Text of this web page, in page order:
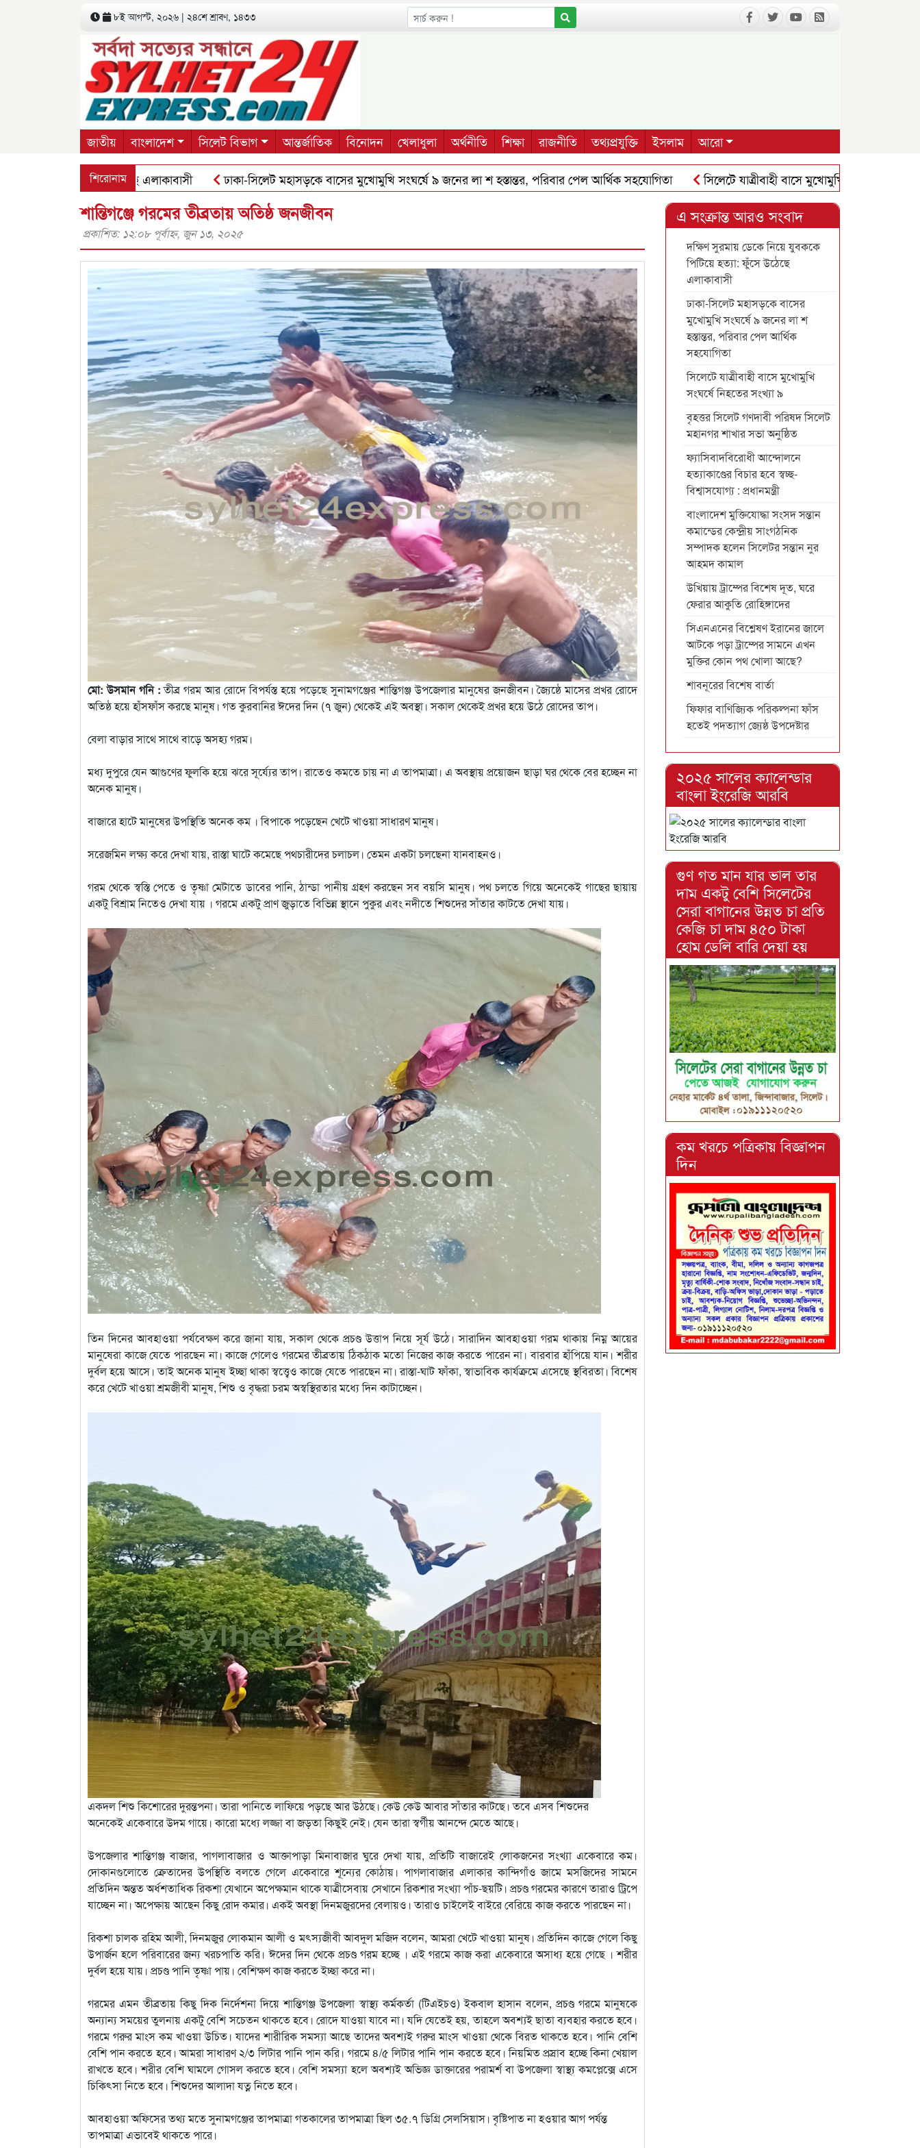
৮ই আগস্ট, ২০২৬ | ২৪শে শ্রাবণ, ১৪৩৩
জাতীয় বাংলাদেশ সিলেট বিভাগ আন্তর্জাতিক বিনোদন খেলাধুলা অর্থনীতি শিক্ষা রাজনীতি তথ্যপ্রযুক্তি ইসলাম আরো
শিরোনাম
হত্যা: ফুঁসে উঠেছে এলাকাবাসী ঢাকা-সিলেট মহাসড়কে বাসের মুখোমুখি সংঘর্ষে ৯ জনের লা শ হস্তান্তর, পরিবার পেল আর্থিক সহযোগিতা সিলেটে যাত্রীবাহী বাসে মুখোমুখি সংঘর্ষে নিহতের সংখ্যা ৯
শান্তিগঞ্জে গরমের তীব্রতায় অতিষ্ঠ জনজীবন
প্রকাশিত: ১২:০৮ পূর্বাহ্ণ, জুন ১৩, ২০২৫
মো: উসমান গনি :তীব্র গরম আর রোদে বিপর্যস্ত হয়ে পড়েছে সুনামগঞ্জের শান্তিগঞ্জ উপজেলার মানুষের জনজীবন। জ্যৈষ্ঠে মাসের প্রখর রোদে
অতিষ্ঠ হয়ে হাঁসফাঁস করছে মানুষ। গত কুরবানির ঈদের দিন (৭ জুন) থেকেই এই অবস্থা। সকাল থেকেই প্রখর হয়ে উঠে রোদের তাপ।
বেলা বাড়ার সাথে সাথে বাড়ে অসহ্য গরম।
মধ্য দুপুরে যেন আগুণের ফুলকি হয়ে ঝরে সূর্য্যের তাপ। রাতেও কমতে চায় না এ তাপমাত্রা। এ অবস্থায় প্রয়োজন ছাড়া ঘর থেকে বের হচ্ছেন না
অনেক মানুষ।
বাজারে হাটে মানুষের উপস্থিতি অনেক কম । বিপাকে পড়েছেন খেটে খাওয়া সাধারণ মানুষ।
সরেজমিন লক্ষ্য করে দেখা যায়, রাস্তা ঘাটে কমেছে পথচারীদের চলাচল। তেমন একটা চলছেনা যানবাহনও।
গরম থেকে স্বস্তি পেতে ও তৃষ্ণা মেটাতে ডাবের পানি, ঠান্ডা পানীয় গ্রহণ করছেন সব বয়সি মানুষ। পথ চলতে গিয়ে অনেকেই গাছের ছায়ায়
একটু বিশ্রাম নিতেও দেখা যায় । গরমে একটু প্রাণ জুড়াতে বিভিন্ন স্থানে পুকুর এবং নদীতে শিশুদের সাঁতার কাটতে দেখা যায়।
তিন দিনের আবহাওয়া পর্যবেক্ষণ করে জানা যায়, সকাল থেকে প্রচণ্ড উত্তাপ নিয়ে সূর্য উঠে। সারাদিন আবহাওয়া গরম থাকায় নিম্ন আয়ের
মানুষেরা কাজে যেতে পারছেন না। কাজে গেলেও গরমের তীব্রতায় ঠিকঠাক মতো নিজের কাজ করতে পারেন না। বারবার হাঁপিয়ে যান। শরীর
দুর্বল হয়ে আসে। তাই অনেক মানুষ ইচ্ছা থাকা স্বত্ত্বেও কাজে যেতে পারছেন না। রাস্তা-ঘাট ফাঁকা, স্বাভাবিক কার্যক্রমে এসেছে স্থবিরতা। বিশেষ
করে খেটে খাওয়া শ্রমজীবী মানুষ, শিশু ও বৃদ্ধরা চরম অস্বস্থিরতার মধ্যে দিন কাটাচ্ছেন।
একদল শিশু কিশোরের দুরন্তপনা। তারা পানিতে লাফিয়ে পড়ছে আর উঠছে। কেউ কেউ আবার সাঁতার কাটছে। তবে এসব শিশুদের
অনেকেই একেবারে উদম গায়ে। কারো মধ্যে লজ্জা বা জড়তা কিছুই নেই। যেন তারা স্বর্গীয় আনন্দে মেতে আছে।
উপজেলার শান্তিগঞ্জ বাজার, পাগলাবাজার ও আক্তাপাড়া মিনাবাজার ঘুরে দেখা যায়, প্রতিটি বাজারেই লোকজনের সংখ্যা একেবারে কম।
দোকানগুলোতে ক্রেতাদের উপস্থিতি বলতে গেলে একেবারে শূন্যের কোঠায়। পাগলাবাজার এলাকার কান্দিগাঁও জামে মসজিদের সামনে
প্রতিদিন অন্তত অর্ধশতাধিক রিকশা যেখানে অপেক্ষমান থাকে যাত্রীসেবায় সেখানে রিকশার সংখ্যা পাঁচ-ছয়টি। প্রচণ্ড গরমের কারণে তারাও ট্রিপে
যাচ্ছেন না। অপেক্ষায় আছেন কিছু রোদ কমার। একই অবস্থা দিনমজুরদের বেলায়ও। তারাও চাইলেই বাইরে বেরিয়ে কাজ করতে পারছেন না।
রিকশা চালক রহিম আলী, দিনমজুর লোকমান আলী ও মৎস্যজীবী আবদুল মজিদ বলেন, আমরা খেটে খাওয়া মানুষ। প্রতিদিন কাজে গেলে কিছু
উপার্জন হলে পরিবারের জন্য খরচপাতি করি। ঈদের দিন থেকে প্রচণ্ড গরম হচ্ছে । এই গরমে কাজ করা একেবারে অসাধ্য হয়ে গেছে । শরীর
দুর্বল হয়ে যায়। প্রচণ্ড পানি তৃষ্ণা পায়। বেশিক্ষণ কাজ করতে ইচ্ছা করে না।
গরমের এমন তীব্রতায় কিছু দিক নির্দেশনা দিয়ে শান্তিগঞ্জ উপজেলা স্বাস্থ্য কর্মকর্তা (টিএইচও) ইকবাল হাসান বলেন, প্রচণ্ড গরমে মানুষকে
অন্যান্য সময়ের তুলনায় একটু বেশি সচেতন থাকতে হবে। রোদে যাওয়া যাবে না। যদি যেতেই হয়, তাহলে অবশ্যই ছাতা ব্যবহার করতে হবে।
গরমে গরুর মাংস কম খাওয়া উচিত। যাদের শারীরিক সমস্যা আছে তাদের অবশ্যই গরুর মাংস খাওয়া থেকে বিরত থাকতে হবে। পানি বেশি
বেশি পান করতে হবে। আমরা সাধারণ ২/৩ লিটার পানি পান করি। গরমে ৪/৫ লিটার পানি পান করতে হবে। নিয়মিত প্রস্রাব হচ্ছে কিনা খেয়াল
রাখতে হবে। শরীর বেশি ঘামলে গোসল করতে হবে। বেশি সমস্যা হলে অবশ্যই অভিজ্ঞ ডাক্তারের পরামর্শ বা উপজেলা স্বাস্থ্য কমপ্লেক্সে এসে
চিকিৎসা নিতে হবে। শিশুদের আলাদা যত্ন নিতে হবে।
আবহাওয়া অফিসের তথ্য মতে সুনামগঞ্জের তাপমাত্রা গতকালের তাপমাত্রা ছিল ৩৫.৭ ডিগ্রি সেলসিয়াস। বৃষ্টিপাত না হওয়ার আগ পর্যন্ত
তাপমাত্রা এভাবেই থাকতে পারে।
এ সংক্রান্ত আরও সংবাদ
দক্ষিণ সুরমায় ডেকে নিয়ে যুবককে
পিটিয়ে হত্যা: ফুঁসে উঠেছে
এলাকাবাসী
ঢাকা-সিলেট মহাসড়কে বাসের
মুখোমুখি সংঘর্ষে ৯ জনের লা শ
হস্তান্তর, পরিবার পেল আর্থিক
সহযোগিতা
সিলেটে যাত্রীবাহী বাসে মুখোমুখি
সংঘর্ষে নিহতের সংখ্যা ৯
বৃহত্তর সিলেট গণদাবী পরিষদ সিলেট
মহানগর শাখার সভা অনুষ্ঠিত
ফ্যাসিবাদবিরোধী আন্দোলনে
হত্যাকাণ্ডের বিচার হবে স্বচ্ছ-
বিশ্বাসযোগ্য : প্রধানমন্ত্রী
বাংলাদেশ মুক্তিযোদ্ধা সংসদ সন্তান
কমান্ডের কেন্দ্রীয় সাংগঠনিক
সম্পাদক হলেন সিলেটর সন্তান নুর
আহমদ কামাল
উখিয়ায় ট্রাম্পের বিশেষ দূত, ঘরে
ফেরার আকুতি রোহিঙ্গাদের
সিএনএনের বিশ্লেষণ ইরানের জালে
আটকে পড়া ট্রাম্পের সামনে এখন
মুক্তির কোন পথ খোলা আছে?
শাবনূরের বিশেষ বার্তা
ফিফার বাণিজ্যিক পরিকল্পনা ফাঁস
হতেই পদত্যাগ জ্যেষ্ঠ উপদেষ্টার
২০২৫ সালের ক্যালেন্ডার
বাংলা ইংরেজি আরবি
গুণ গত মান যার ভাল তার
দাম একটু বেশি সিলেটের
সেরা বাগানের উন্নত চা প্রতি
কেজি চা দাম ৪৫০ টাকা
হোম ডেলি বারি দেয়া হয়
কম খরচে পত্রিকায় বিজ্ঞাপন
দিন